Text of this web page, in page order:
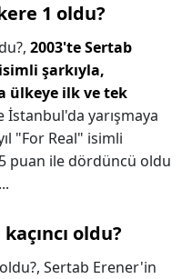
1 oldu?
2003'te Sertab
şarkıyla,
ülkeye ilk ve tek
İstanbul'da yarışmaya
"For Real" isimli
puan ile dördüncü oldu
oldu?
Sertab Erener'in